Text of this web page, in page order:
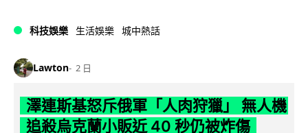
科技娛樂 生活娛樂 城中熱話
Lawton 2 日
澤連斯基怒斥俄軍「人肉狩獵」 無人機
追殺烏克蘭小販近 40 秒仍被炸傷